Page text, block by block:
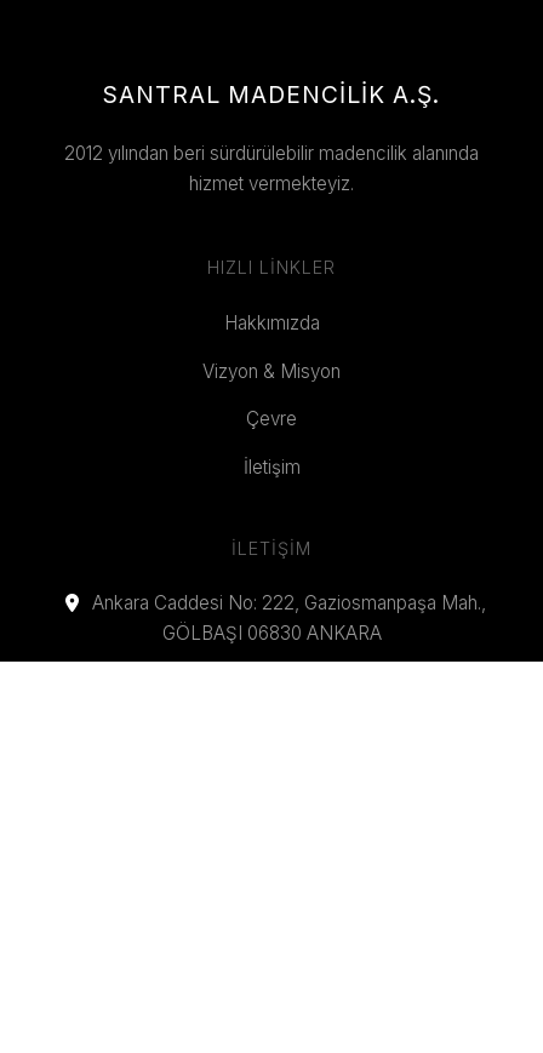
SANTRAL MADENCİLİK A.Ş.
2012 yılından beri sürdürülebilir madencilik alanında
hizmet vermekteyiz.
HIZLI LINKLER
Hakkımızda
Vizyon & Misyon
Çevre
İletişim
İLETIŞIM
Ankara Caddesi No: 222, Gaziosmanpaşa Mah.,
GÖLBAŞI 06830 ANKARA